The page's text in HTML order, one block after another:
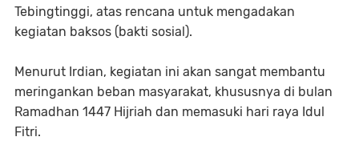
Tebingtinggi, atas rencana untuk mengadakan
kegiatan baksos (bakti sosial).
Menurut Irdian, kegiatan ini akan sangat membantu
meringankan beban masyarakat, khususnya di bulan
Ramadhan 1447 Hijriah dan memasuki hari raya Idul
Fitri.